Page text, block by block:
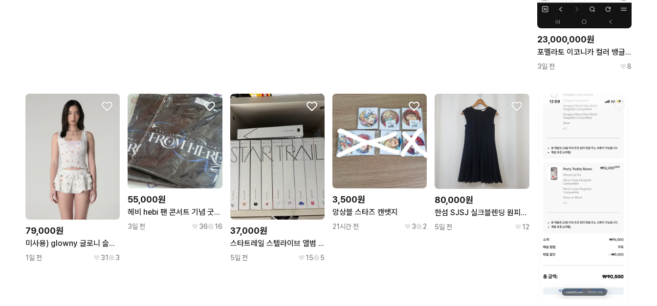
23,000,000원
포멜라토 이코니카 컬러 뱅글 M
3일 전 8
79,000원
미사용) glowny 글로니 슬리브리스 스커트 세트 M사이즈
1일 전 31 3
55,000원
헤비 hebi 팬 콘서트 기념 굿즈 From here md 미개봉 판매
3일 전 36 16 37,000원
스타트레일 스텔라이브 앨범 개당 (리제 리코 부키 시로 타비팔림)
5일 전 15 5
3,500원
앙상블 스타즈 캔뱃지
21시간 전 3 2
80,000원
한섬 SJSJ 실크블렌딩 원피스 55
5일 전 12